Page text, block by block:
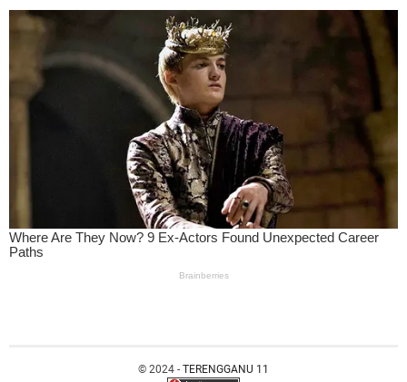
© 2024 - TERENGGANU 11